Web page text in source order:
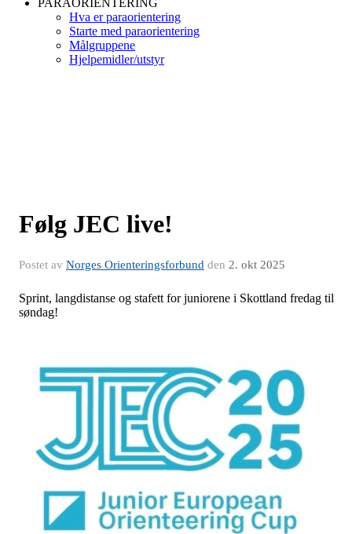
PARAORIENTERING
Hva er paraorientering
Starte med paraorientering
Målgruppene
Hjelpemidler/utstyr
Følg JEC live!
Postet av Norges Orienteringsforbund den 2. okt 2025
Sprint, langdistanse og stafett for juniorene i Skottland fredag til
søndag!